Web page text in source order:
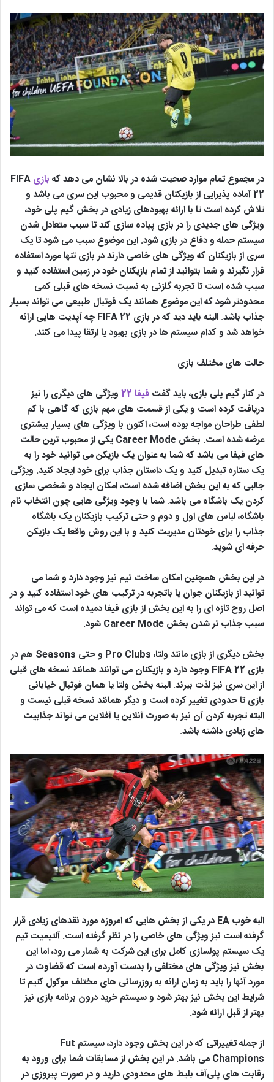
در مجموع تمام موارد صحبت شده در بالا نشان می دهد که بازی FIFA
22 آماده پذیرایی از بازیکنان قدیمی و محبوب این سری می باشد و
تلاش کرده است تا با ارائه بهبودهای زیادی در بخش گیم پلی خود،
ویژگی های جدیدی را در بازی پیاده سازی کند تا سبب متعادل شدن
سیستم حمله و دفاع در بازی شود. این موضوع سبب می شود تا یک
سری از بازیکنان که ویژگی های خاصی دارند در بازی تنها مورد استفاده
قرار نگیرند و شما بتوانید از تمام بازیکنان خود در زمین استفاده کنید و
سبب شده است تا تجربه گلزنی به نسبت نسخه های قبلی کمی
محدودتر شود که این موضوع همانند یک فوتبال طبیعی می تواند بسیار
جذاب باشد. البته باید دید که در بازی FIFA 22 چه آپدیت هایی ارائه
خواهد شد و کدام سیستم ها در بازی بهبود یا ارتقا پیدا می کنند.
حالت های مختلف بازی
در کنار گیم پلی بازی، باید گفت فیفا 22
ویژگی های دیگری را نیز
دریافت کرده است و یکی از قسمت های مهم بازی که گاهی با کم
لطفی طراحان مواجه بوده است، اکنون با ویژگی های بسیار بیشتری
عرضه شده است. بخش Career Mode یکی از محبوب ترین حالت
های فیفا می باشد که شما به عنوان یک بازیکن می توانید خود را به
یک ستاره تبدیل کنید و یک داستان جذاب برای خود ایجاد کنید. ویژگی
جالبی که به این بخش اضافه شده است، امکان ایجاد و شخصی سازی
کردن یک باشگاه می باشد. شما با وجود ویژگی هایی چون انتخاب نام
باشگاه، لباس های اول و دوم و حتی ترکیب بازیکنان یک باشگاه
جذاب را برای خودتان مدیریت کنید و با این روش واقعا یک بازیکن
حرفه ای شوید.
در این بخش همچنین امکان ساخت تیم نیز وجود دارد و شما می
توانید از بازیکنان جوان یا باتجربه در ترکیب های خود استفاده کنید و در
اصل روح تازه ای را به این بخش از بازی فیفا دمیده است که می تواند
سبب جذاب تر شدن بخش Career Mode شود.
بخش دیگری از بازی مانند ولتا، Pro Clubs و حتی Seasons هم در
بازی FIFA 22 وجود دارد و بازیکنان می توانند همانند نسخه های قبلی
از این سری نیز لذت ببرند. البته بخش ولتا یا همان فوتبال خیابانی
بازی تا حدودی تغییر کرده است و دیگر همانند نسخه قبلی نیست و
البته تجربه کردن آن نیز به صورت آنلاین یا آفلاین می تواند جذابیت
های زیادی داشته باشد.
البه خوب EA در یکی از بخش هایی که امروزه مورد نقدهای زیادی قرار
گرفته است نیز ویژگی های خاصی را در نظر گرفته است. آلتیمیت تیم
یک سیستم پولسازی کامل برای این شرکت به شمار می رود، اما این
بخش نیز ویژگی های مختلفی را بدست آورده است که قضاوت در
مورد آنها را باید به زمان ارائه به روزرسانی های مختلف موکول کنیم تا
شرایط این بخش نیز بهتر شود و سیستم خرید درون برنامه بازی نیز
بهتر از قبل ارائه شود.
از جمله تغییراتی که در این بخش وجود دارد، سیستم Fut
Champions می باشد. در این بخش از مسابقات شما برای ورود به
رقابت های پلی‌آف بلیط های محدودی دارید و در صورت پیروزی در